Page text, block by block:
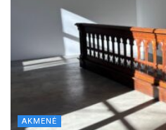
AKMENĖ